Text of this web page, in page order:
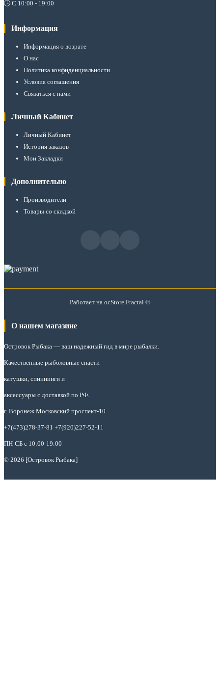
🕒 С 10:00 - 19:00
Информация
Информация о возрате
О нас
Политика конфиденциальности
Условия соглашения
Связаться с нами
Личный Кабинет
Личный Кабинет
История заказов
Мои Закладки
Дополнительно
Производители
Товары со скидкой
Работает на ocStore Fractal ©
О нашем магазине
Островок Рыбака — ваш надежный гид в мире рыбалки.
Качественные рыболовные снасти
катушки, спиннинги и
аксессуары с доставкой по РФ.
г. Воронеж Московский проспект-10
+7(473)278-37-81 +7(920)227-52-11
ПН-СБ с 10:00-19:00
© 2026 [Островок Рыбака]